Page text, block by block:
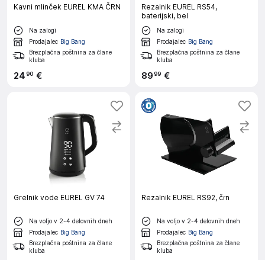
Kavni mlinček EUREL KMA ČRN
Na zalogi
Prodajalec Big Bang
Brezplačna poštnina za člane
kluba
2490 €
Rezalnik EUREL RS54,
baterijski, bel
Na zalogi
Prodajalec Big Bang
Brezplačna poštnina za člane
kluba
8999 €
Grelnik vode EUREL GV 74
Na voljo v 2-4 delovnih dneh
Prodajalec Big Bang
Brezplačna poštnina za člane
kluba
Rezalnik EUREL RS92, črn
Na voljo v 2-4 delovnih dneh
Prodajalec Big Bang
Brezplačna poštnina za člane
kluba